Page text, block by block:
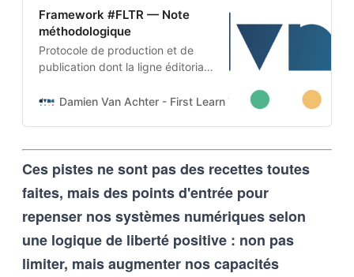
Framework #FLTR — Note
méthodologique
Protocole de production et de
publication dont la ligne éditoriale
projet. Cette architecture auto-
techniques, imposées tant aux
outils d’intelligence artificielle
et vice-versa
Damien Van Achter - First Learn The Rules. Then Break
Ces pistes ne sont pas des recettes toutes
faites, mais des points d'entrée pour
repenser nos systèmes numériques selon
une logique de liberté positive : non pas
limiter, mais augmenter nos capacités